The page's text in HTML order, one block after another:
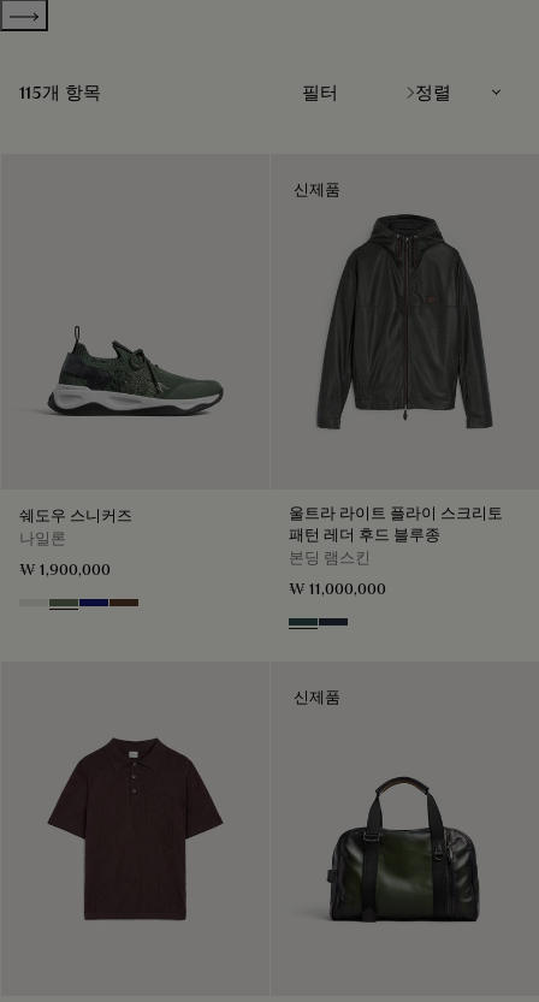
Show more categories
115개 항목 필터
쉐도우 스니커즈
나일론
₩ 1,900,000
Cloud White
Leaf Green
Midnight Blue
Earth Brown
신제품
울트라 라이트 플라이 스크리토
패턴 레더 후드 블루종
본딩 램스킨
₩ 11,000,000
GraphiteMineral Blue
신제품